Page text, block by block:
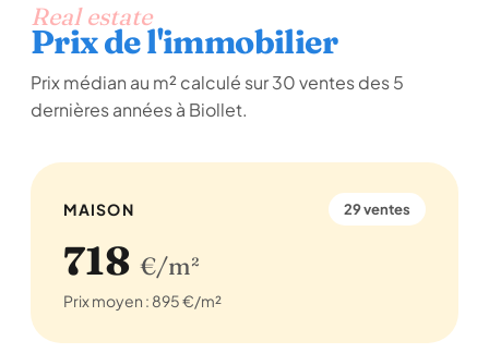
Real estate
Prix de l'immobilier
Prix médian au m² calculé sur 30 ventes des 5
dernières années à Biollet.
MAISON 29 ventes
718 €/m²
Prix moyen : 895 €/m²